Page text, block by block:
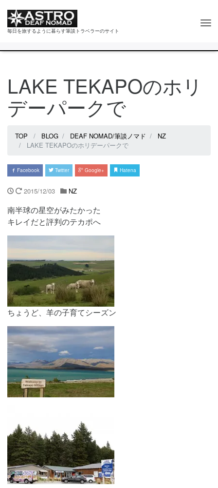
毎日を旅するように暮らす筆談トラベラーのサイト
LAKE TEKAPOのホリ
デーパークで
TOP BLOG DEAF NOMAD/筆談ノマド
NZ
LAKE TEKAPOのホリデーパークで
Facebook Twitter Google+ Hatena
2015/12/03 NZ
南半球の星空がみたかった
キレイだと評判のテカポへ
ちょうど、羊の子育てシーズン